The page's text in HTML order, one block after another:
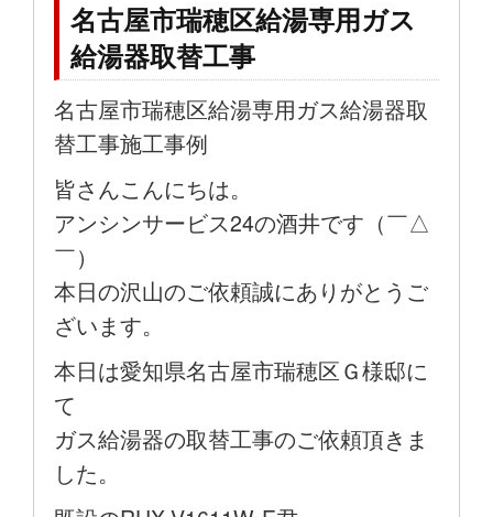
名古屋市瑞穂区給湯専用ガス
給湯器取替工事
名古屋市瑞穂区給湯専用ガス給湯器取
替工事施工事例
皆さんこんにちは。
アンシンサービス24の酒井です（￣△
￣）
本日の沢山のご依頼誠にありがとうご
ざいます。
本日は愛知県名古屋市瑞穂区Ｇ様邸に
て
ガス給湯器の取替工事のご依頼頂きま
した。